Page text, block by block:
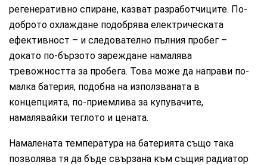
регенеративно спиране, казват разработчиците. По-
доброто охлаждане подобрява електрическата
ефективност – и следователно пълния пробег –
докато по-бързото зареждане намалява
тревожността за пробега. Това може да направи по-
малка батерия, подобна на използваната в
концепцията, по-приемлива за купувачите,
намалявайки теглото и цената.
Намалената температура на батерията също така
позволява тя да бъде свързана към същия радиатор